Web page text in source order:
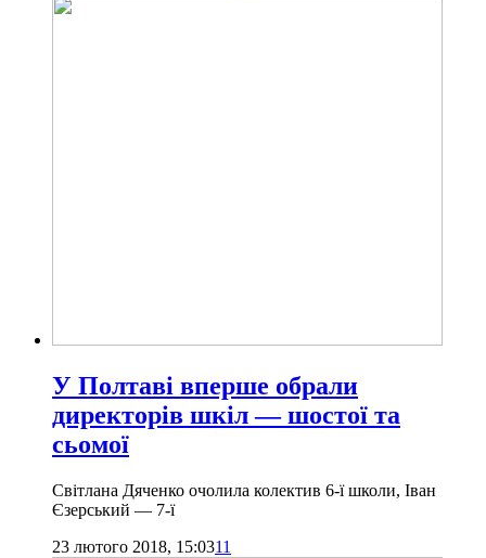
У Полтаві вперше обрали
директорів шкіл — шостої та
сьомої
Світлана Дяченко очолила колектив 6-ї школи, Іван
Єзерський — 7-ї
23 лютого 2018, 15:0311